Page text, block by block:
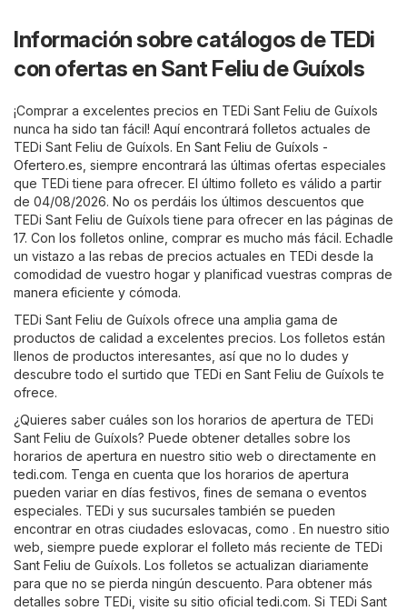
Información sobre catálogos de TEDi
con ofertas en Sant Feliu de Guíxols
¡Comprar a excelentes precios en TEDi Sant Feliu de Guíxols
nunca ha sido tan fácil! Aquí encontrará folletos actuales de
TEDi Sant Feliu de Guíxols. En Sant Feliu de Guíxols -
Ofertero.es , siempre encontrará las últimas ofertas especiales
que TEDi tiene para ofrecer. El último folleto es válido a partir
de 04/08/2026. No os perdáis los últimos descuentos que
TEDi Sant Feliu de Guíxols tiene para ofrecer en las páginas de
17. Con los folletos online, comprar es mucho más fácil. Echadle
un vistazo a las rebas de precios actuales en TEDi desde la
comodidad de vuestro hogar y planificad vuestras compras de
manera eficiente y cómoda.
TEDi Sant Feliu de Guíxols ofrece una amplia gama de
productos de calidad a excelentes precios. Los folletos están
llenos de productos interesantes, así que no lo dudes y
descubre todo el surtido que TEDi en Sant Feliu de Guíxols te
ofrece.
¿Quieres saber cuáles son los horarios de apertura de TEDi
Sant Feliu de Guíxols? Puede obtener detalles sobre los
horarios de apertura en nuestro sitio web o directamente en
tedi.com. Tenga en cuenta que los horarios de apertura
pueden variar en días festivos, fines de semana o eventos
especiales. TEDi y sus sucursales también se pueden
encontrar en otras ciudades eslovacas, como . En nuestro sitio
web, siempre puede explorar el folleto más reciente de TEDi
Sant Feliu de Guíxols. Los folletos se actualizan diariamente
para que no se pierda ningún descuento. Para obtener más
detalles sobre TEDi, visite su sitio oficialtedi.com. Si TEDi Sant